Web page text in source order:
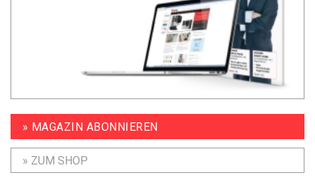
» MAGAZIN ABONNIEREN
» ZUM SHOP